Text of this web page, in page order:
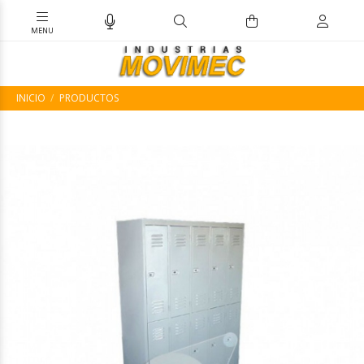
INICIO PRODUCTOS